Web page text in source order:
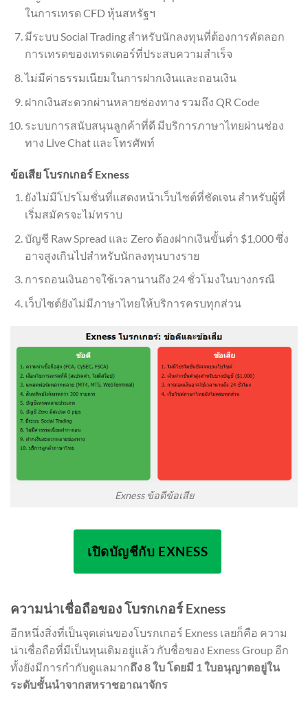
ในการเทรด CFD หุ้นสหรัฐฯ
มีระบบ Social Trading สำหรับนักลงทุนที่ต้องการคัดลอก
การเทรดของเทรดเดอร์ที่ประสบความสำเร็จ
ไม่มีค่าธรรมเนียมในการฝากเงินและถอนเงิน
ฝากเงินสะดวกผ่านหลายช่องทาง รวมถึง QR Code
ระบบการสนับสนุนลูกค้าที่ดี มีบริการภาษาไทยผ่านช่อง
ทาง Live Chat และโทรศัพท์
ข้อเสีย โบรกเกอร์ Exness
ยังไม่มีโปรโมชั่นที่แสดงหน้าเว็บไซต์ที่ชัดเจน สำหรับผู้ที่
เริ่มสมัครจะไม่ทราบ
บัญชี Raw Spread และ Zero ต้องฝากเงินขั้นต่ำ $1,000 ซึ่ง
อาจสูงเกินไปสำหรับนักลงทุนบางราย
การถอนเงินอาจใช้เวลานานถึง 24 ชั่วโมงในบางกรณี
เว็บไซต์ยังไม่มีภาษาไทยให้บริการครบทุกส่วน
Exness ข้อดีข้อเสีย
เปิดบัญชีกับ EXNESS
ความน่าเชื่อถือของ โบรกเกอร์ Exness
อีกหนึ่งสิ่งที่เป็นจุดเด่นของโบรกเกอร์ Exness เลยก็คือ ความ
น่าเชื่อถือที่มีเป็นทุนเดิมอยู่แล้ว กับชื่อของ Exness Group อีก
ทั้งยังมีการกำกับดูแลมากถึง 8 ใบ โดยมี 1 ใบอนุญาตอยู่ใน
ระดับชั้นนำจากสหราชอาณาจักร